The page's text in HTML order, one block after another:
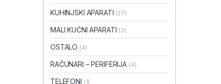
KUHINJSKI APARATI (27)
MALI KUĆNI APARATI (3)
OSTALO (4)
RAČUNARI – PERIFERIJA (4)
TELEFONI (1)